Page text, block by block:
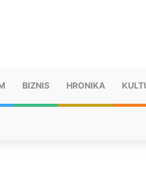
BIZNIS HRONIKA